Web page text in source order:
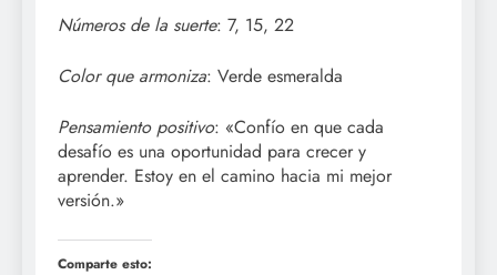
Números de la suerte: 7, 15, 22
Color que armoniza: Verde esmeralda
Pensamiento positivo: «Confío en que cada
desafío es una oportunidad para crecer y
aprender. Estoy en el camino hacia mi mejor
versión.»
Comparte esto: